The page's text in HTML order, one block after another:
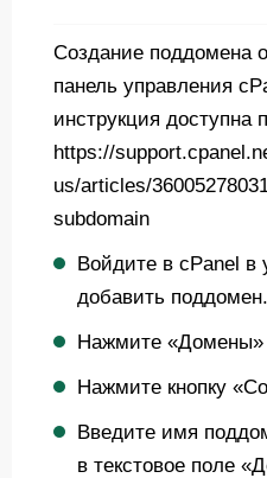
Создание поддомена
панель управления
инструкция доступна
https://
us/articles/
subdomain
Войдите в cPanel в
добавить поддомен.
Нажмите «Домены»
Нажмите кнопку
Введите имя
в текстовое поле
Ваше имя
Телефон